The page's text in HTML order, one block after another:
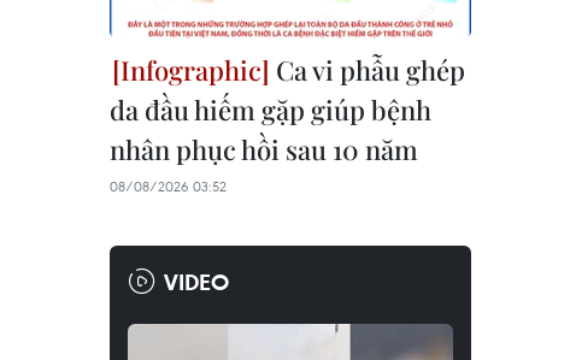
Ca vi phẫu ghép
da đầu hiếm gặp giúp bệnh
nhân phục hồi sau 10 năm
08/08/2026 03:52
VIDEO